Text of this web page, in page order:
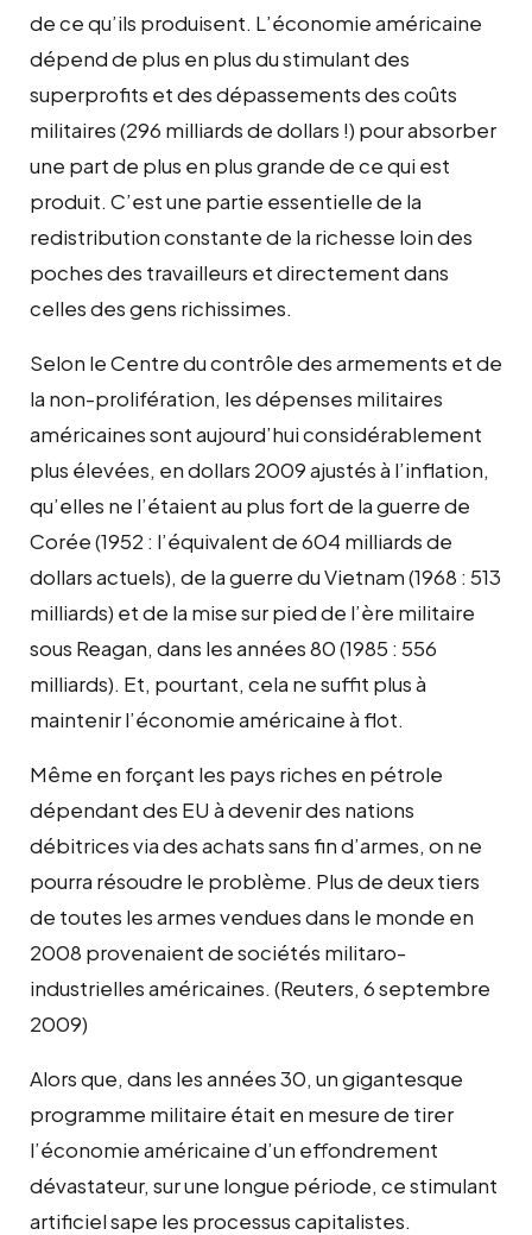
de ce qu’ils produisent. L’économie américaine
dépend de plus en plus du stimulant des
superprofits et des dépassements des coûts
militaires (296 milliards de dollars !) pour absorber
une part de plus en plus grande de ce qui est
produit. C’est une partie essentielle de la
redistribution constante de la richesse loin des
poches des travailleurs et directement dans
celles des gens richissimes.
Selon le Centre du contrôle des armements et de
la non-prolifération, les dépenses militaires
américaines sont aujourd’hui considérablement
plus élevées, en dollars 2009 ajustés à l’inflation,
qu’elles ne l’étaient au plus fort de la guerre de
Corée (1952 : l’équivalent de 604 milliards de
dollars actuels), de la guerre du Vietnam (1968 : 513
milliards) et de la mise sur pied de l’ère militaire
sous Reagan, dans les années 80 (1985 : 556
milliards). Et, pourtant, cela ne suffit plus à
maintenir l’économie américaine à flot.
Même en forçant les pays riches en pétrole
dépendant des EU à devenir des nations
débitrices via des achats sans fin d’armes, on ne
pourra résoudre le problème. Plus de deux tiers
de toutes les armes vendues dans le monde en
2008 provenaient de sociétés militaro-
industrielles américaines. (Reuters, 6 septembre
2009)
Alors que, dans les années 30, un gigantesque
programme militaire était en mesure de tirer
l’économie américaine d’un effondrement
dévastateur, sur une longue période, ce stimulant
artificiel sape les processus capitalistes.